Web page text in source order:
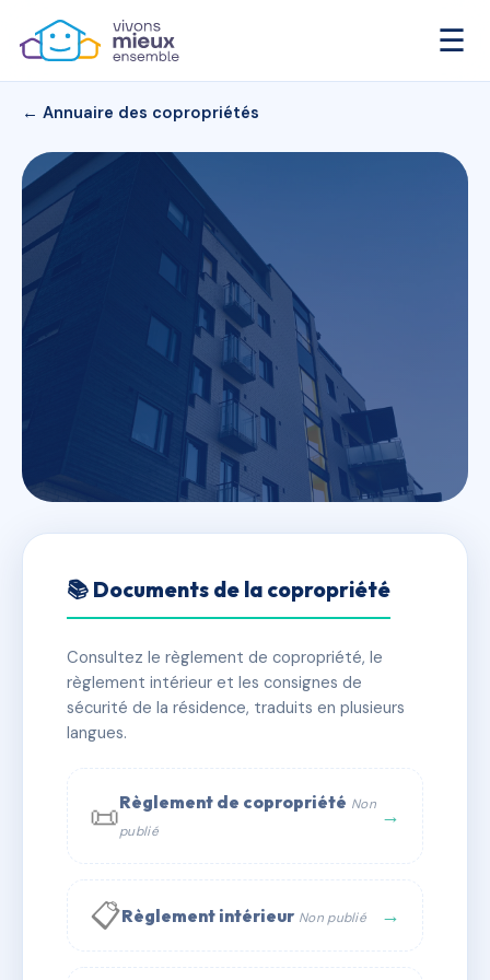
☰
← Annuaire des copropriétés
257 LA ROSE DES SABLES
✓ Immatriculée 🏠 46 lots 🏗 1 bâtiment(s)
📞 Contacter Syndic Digital
📚 Documents de la copropriété
Consultez le règlement de copropriété, le
règlement intérieur et les consignes de
sécurité de la résidence, traduits en plusieurs
langues.
📜Règlement de copropriété Non
publié
→
📋Règlement intérieur Non publié →